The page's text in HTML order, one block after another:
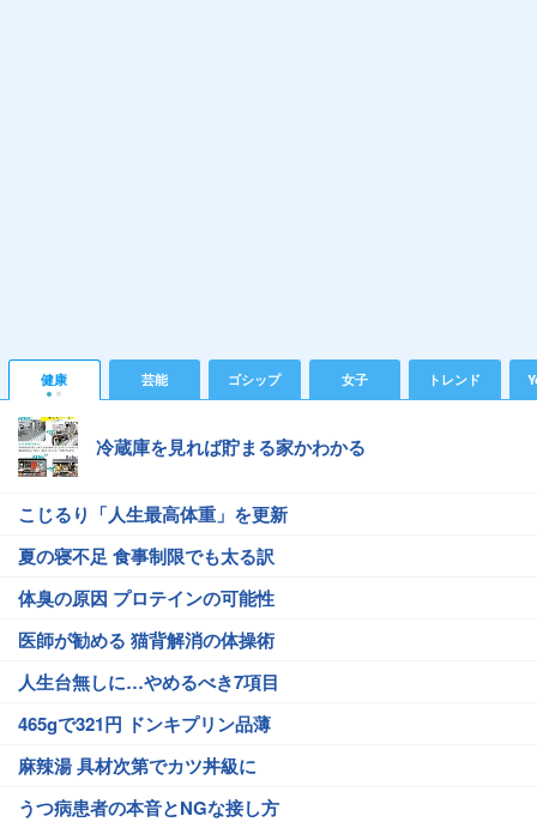
健康 芸能 ゴシップ 女子 トレンド
冷蔵庫を見れば貯まる家かわかる
こじるり「人生最高体重」を更新
夏の寝不足 食事制限でも太る訳
体臭の原因 プロテインの可能性
医師が勧める 猫背解消の体操術
人生台無しに…やめるべき7項目
465gで321円 ドンキプリン品薄
麻辣湯 具材次第でカツ丼級に
うつ病患者の本音とNGな接し方